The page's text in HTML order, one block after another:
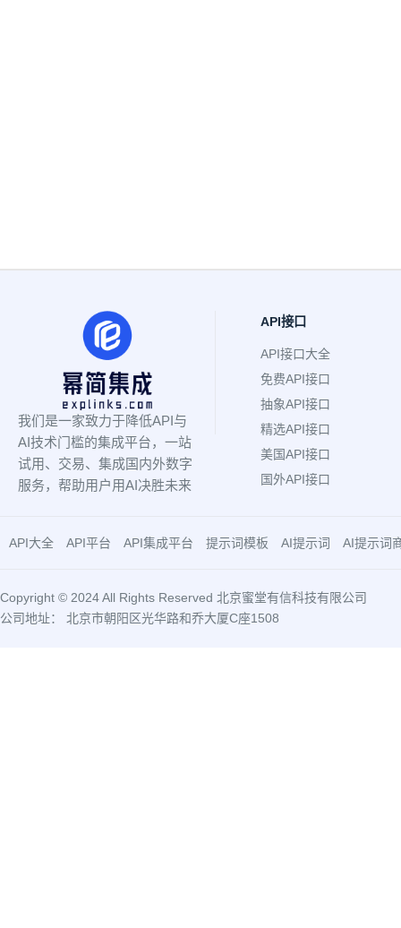
我们是一家致力于降低API与
AI技术门槛的集成平台，一站
试用、交易、集成国内外数字
服务，帮助用户用AI决胜未来
API接口
API接口大全
免费API接口
抽象API接口
精选API接口
美国API接口
国外API接口
API大全 API平台 API集成平台 提示词模板 AI提示词 AI提示词
Copyright © 2024 All Rights Reserved 北京蜜堂有信科技有限公司
公司地址： 北京市朝阳区光华路和乔大厦C座1508